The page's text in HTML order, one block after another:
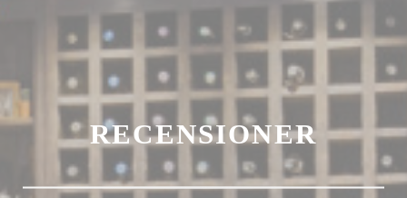
RECENSIONER